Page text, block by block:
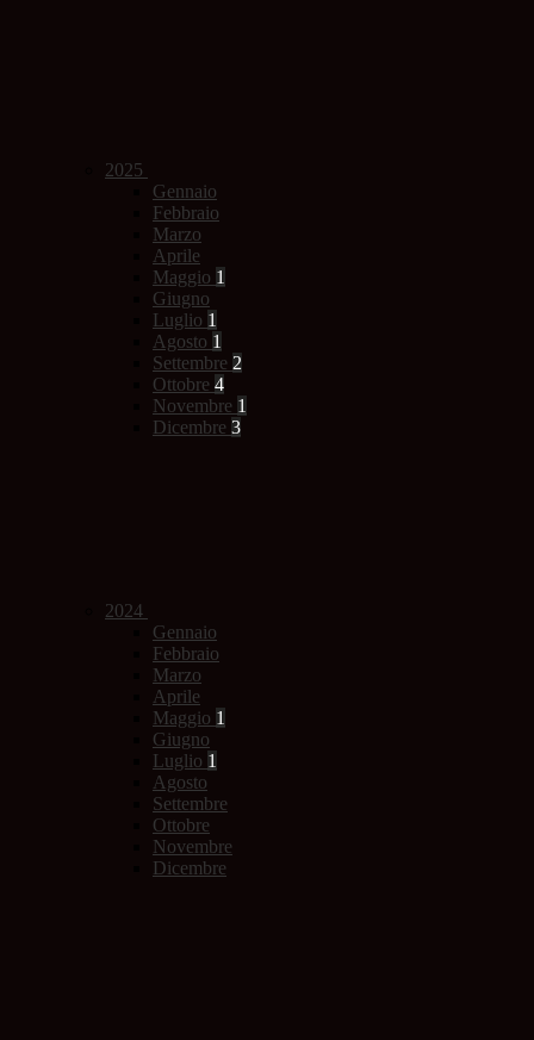
2025
Gennaio
Febbraio
Marzo
Aprile
Maggio 1
Giugno
Luglio 1
Agosto 1
Settembre 2
Ottobre 4
Novembre 1
Dicembre 3
2024
Gennaio
Febbraio
Marzo
Aprile
Maggio 1
Giugno
Luglio 1
Agosto
Settembre
Ottobre
Novembre
Dicembre